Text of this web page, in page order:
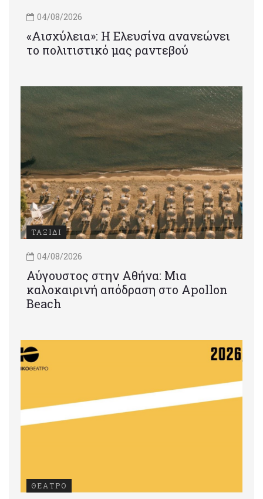
04/08/2026
«Αισχύλεια»: Η Ελευσίνα ανανεώνει
το πολιτιστικό μας ραντεβού
ΤΑΞΙΔΙ
04/08/2026
Αύγουστος στην Αθήνα: Μια
καλοκαιρινή απόδραση στο Apollon
Beach
ΘΕΑΤΡΟ